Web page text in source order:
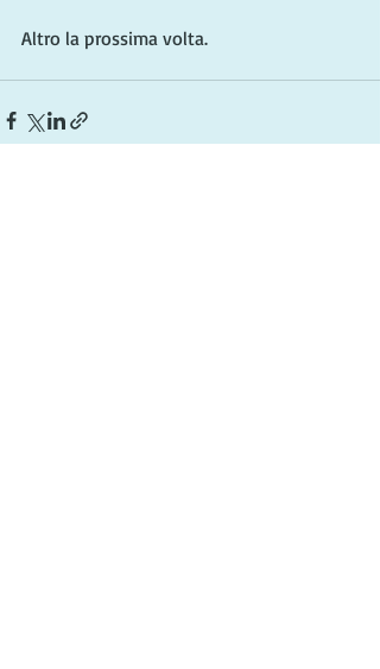
Altro la prossima volta.